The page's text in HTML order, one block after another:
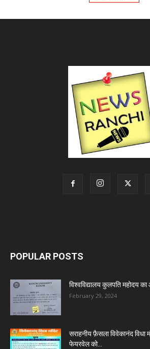
POPULAR POSTS
विश्वविद्यालय कुलपति महोदय
February 29, 2024
सराहनीय फ़ैसला विवेकानंद विधा
फेयरवेल को...